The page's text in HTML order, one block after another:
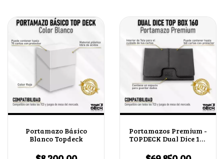
Portamazo Básico
Blanco Topdeck
Portamazos Premium -
TOPDECK Dual Dice 160